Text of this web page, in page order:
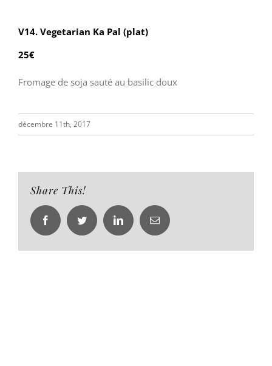
V14. Vegetarian Ka Pal (plat)
25€
Fromage de soja sauté au basilic doux
décembre 11th, 2017
Share This!
FacebookTwitter LinkedInEmail